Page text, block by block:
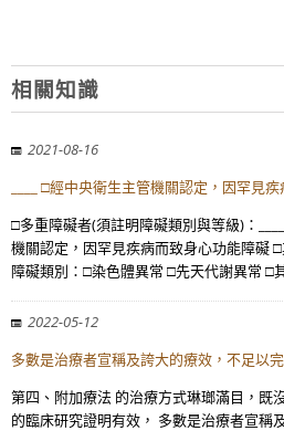
相關知識
2021-08-16
____ □經中央衛生主管機關認定，因罕見
□多重障礙者(須註明障礙類別與等級)：
機關認定，因罕見疾病而致身心功能障礙
障礙類別：□染色體異常 □先天代謝異常 □
2022-05-12
多數是治療者宣稱及誇大的療效，不足以
第四、附加療法 的治療方式琳瑯滿目，既
的臨床研究證明有效， 多數是治療者宣稱